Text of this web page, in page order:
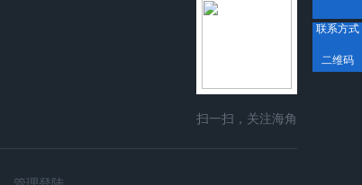
扫一扫，关注海角
联系方式
二维码